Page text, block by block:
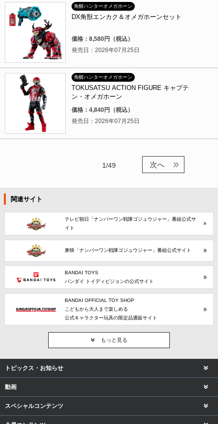
角醒ハンターオメガホーン
DX角獣エンカク＆オメガホーンセット
価格：8,580円（税込）
発売日：2026年07月25日
角醒ハンターオメガホーン
TOKUSATSU ACTION FIGURE キャプテ
ン・オメガホーン
価格：4,840円（税込）
発売日：2026年07月25日
1/49 次へ
関連サイト
テレビ朝日「ナンバーワン戦隊ゴジュウジャー」番組公式サ
イト
東映「ナンバーワン戦隊ゴジュウジャー」番組公式サイト
BANDAI TOYS
バンダイ トイディビジョンの公式サイト
BANDAI OFFICIAL TOY SHOP
こどもから大人まで楽しめる
公式キャラクター玩具の限定品通販サイト
もっと見る
トピックス・お知らせ
動画
スペシャルコンテンツ